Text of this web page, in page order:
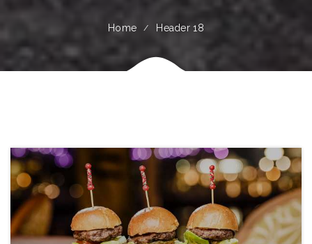
Home Header 18